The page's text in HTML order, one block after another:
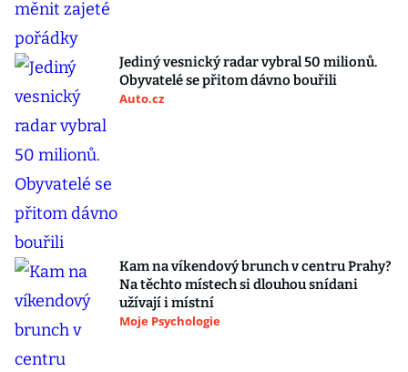
Jediný vesnický radar vybral 50 milionů.
Obyvatelé se přitom dávno bouřili
Auto.cz
Kam na víkendový brunch v centru Prahy?
Na těchto místech si dlouhou snídani
užívají i místní
Moje Psychologie